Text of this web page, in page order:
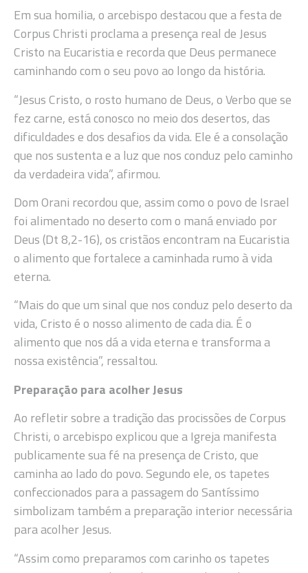
Em sua homilia, o arcebispo destacou que a festa de
Corpus Christi proclama a presença real de Jesus
Cristo na Eucaristia e recorda que Deus permanece
caminhando com o seu povo ao longo da história.
“Jesus Cristo, o rosto humano de Deus, o Verbo que se
fez carne, está conosco no meio dos desertos, das
dificuldades e dos desafios da vida. Ele é a consolação
que nos sustenta e a luz que nos conduz pelo caminho
da verdadeira vida”, afirmou.
Dom Orani recordou que, assim como o povo de Israel
foi alimentado no deserto com o maná enviado por
Deus (Dt 8,2-16), os cristãos encontram na Eucaristia
o alimento que fortalece a caminhada rumo à vida
eterna.
“Mais do que um sinal que nos conduz pelo deserto da
vida, Cristo é o nosso alimento de cada dia. É o
alimento que nos dá a vida eterna e transforma a
nossa existência”, ressaltou.
Preparação para acolher Jesus
Ao refletir sobre a tradição das procissões de Corpus
Christi, o arcebispo explicou que a Igreja manifesta
publicamente sua fé na presença de Cristo, que
caminha ao lado do povo. Segundo ele, os tapetes
confeccionados para a passagem do Santíssimo
simbolizam também a preparação interior necessária
para acolher Jesus.
“Assim como preparamos com carinho os tapetes